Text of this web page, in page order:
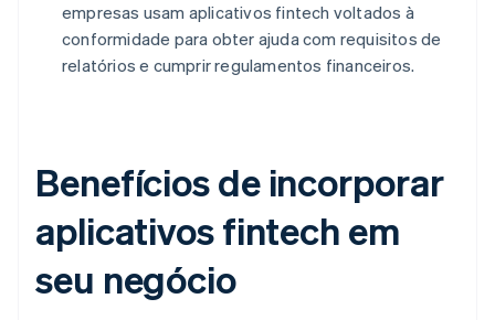
empresas usam aplicativos fintech voltados à
conformidade para obter ajuda com requisitos de
relatórios e cumprir regulamentos financeiros.
Benefícios de incorporar
aplicativos fintech em
seu negócio